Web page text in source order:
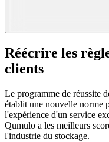
Réécrire les
clients
Le programme de réussite
établit une nouvelle norme
l'expérience d'un service
Qumulo a les meilleurs
l'industrie du stockage.